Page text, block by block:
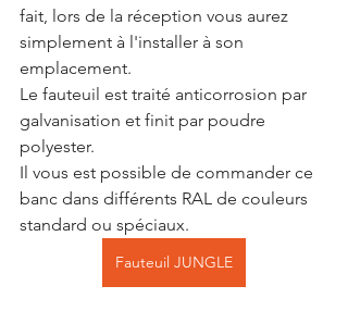
fait, lors de la réception vous aurez
simplement à l'installer à son
emplacement.
Le fauteuil est traité anticorrosion par
galvanisation et finit par poudre
polyester.
Il vous est possible de commander ce
banc dans différents RAL de couleurs
standard ou spéciaux.
Fauteuil JUNGLE